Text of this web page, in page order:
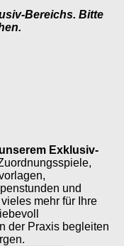
Bereichs. Bitte
Exklusiv-
und
mehr für Ihre
der Praxis begleiten